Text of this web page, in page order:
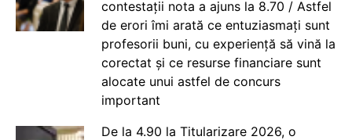
contestații nota a ajuns la 8.70 / Astfel
de erori îmi arată ce entuziasmați sunt
profesorii buni, cu experiență să vină la
corectat și ce resurse financiare sunt
alocate unui astfel de concurs
important
De la 4.90 la Titularizare 2026, o